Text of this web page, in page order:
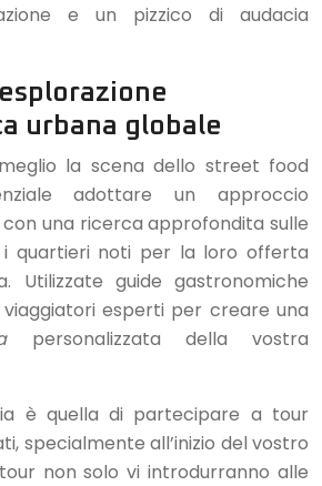
e un pizzico di audacia
urbana globale
la scena dello street food
adottare un approccio
una ricerca approfondita sulle
quartieri noti per la loro offerta
Utilizzate guide gastronomiche
esperti per creare una
personalizzata della vostra
è quella di partecipare a tour
specialmente all’inizio del vostro
non solo vi introdurranno alle